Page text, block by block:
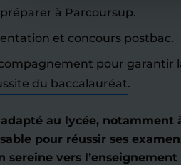
préparer à Parcoursup.
et concours postbac.
pour garantir
du baccalauréat.
au lycée, notamment
pour réussir ses
sereine vers